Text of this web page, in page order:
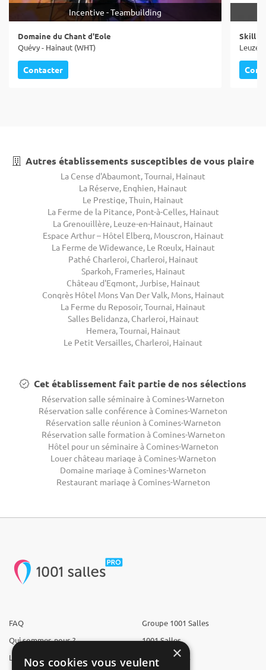
Incentive - Teambuilding
Domaine du Chant d'Eole
Quévy - Hainaut (WHT)
Contacter
Skill
Leuze-
Autres établissements susceptibles de vous plaire
La Cense d'Abaumont, Tournai, Hainaut
La Réserve, Enghien, Hainaut
Le Prestige, Thuin, Hainaut
La Ferme de la Pitance, Pont-à-Celles, Hainaut
La Grenouillère, Leuze-en-Hainaut, Hainaut
Espace Arthur – Hôtel Elberg, Mouscron, Hainaut
La Ferme de Widewance, Le Rœulx, Hainaut
Pathé Charleroi, Charleroi, Hainaut
Sparkoh, Frameries, Hainaut
Château d'Egmont, Jurbise, Hainaut
Congrès Hôtel Mons Van Der Valk, Mons, Hainaut
La Ferme du Reposoir, Tournai, Hainaut
Salles Belidanza, Charleroi, Hainaut
Hemera, Tournai, Hainaut
Le Petit Versailles, Charleroi, Hainaut
Cet établissement fait partie de nos sélections
Réservation salle séminaire à Comines-Warneton
Réservation salle conférence à Comines-Warneton
Réservation salle réunion à Comines-Warneton
Réservation salle formation à Comines-Warneton
Hôtel pour un séminaire à Comines-Warneton
Louer château mariage à Comines-Warneton
Domaine mariage à Comines-Warneton
Restaurant mariage à Comines-Warneton
FAQ
Qui sommes-nous ?
L'équipe
Groupe 1001 Salles
1001 Salles
1001 Traiteurs
×
Nos cookies vous veulent